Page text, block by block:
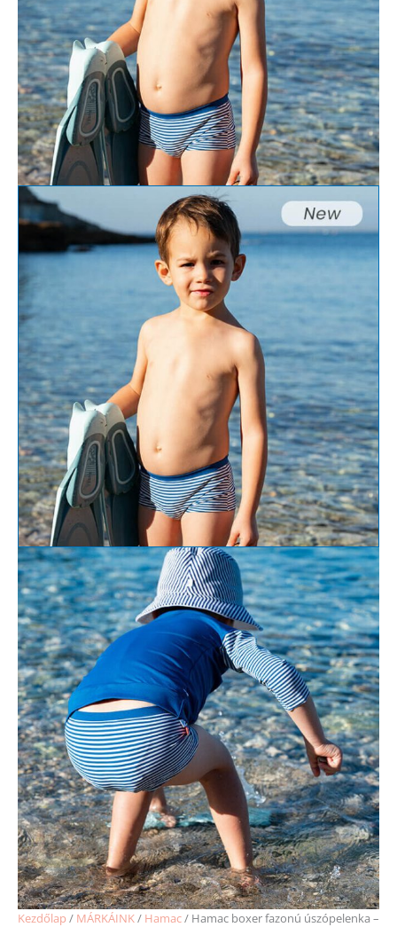
Kezdőlap / MÁRKÁINK/ Hamac/ Hamac boxer fazonú úszópelenka –